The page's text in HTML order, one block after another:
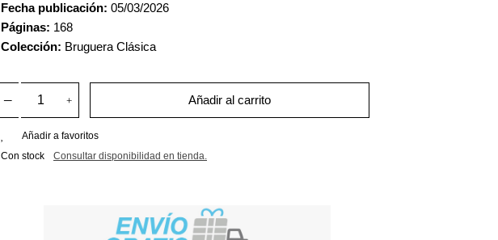
Fecha publicación: 05/03/2026
Páginas: 168
Colección: Bruguera Clásica
Añadir al carrito
Añadir a favoritos
Con stock
Consultar disponibilidad en tienda.